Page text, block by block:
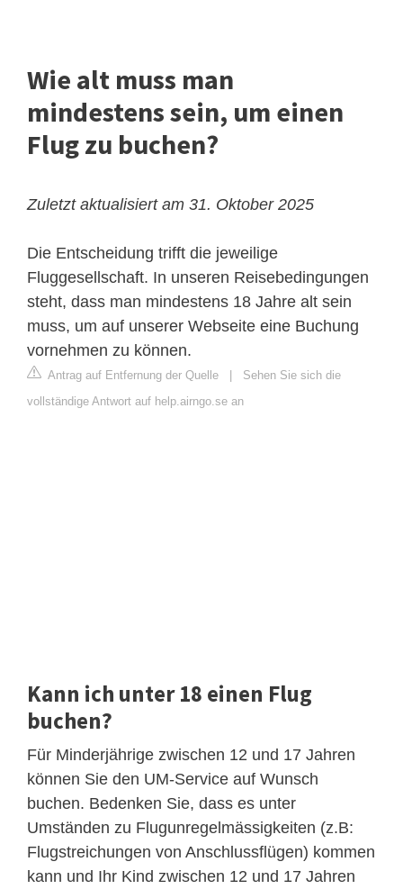
Wie alt muss man
mindestens sein, um einen
Flug zu buchen?
Zuletzt aktualisiert am 31. Oktober 2025
Die Entscheidung trifft die jeweilige
Fluggesellschaft. In unseren Reisebedingungen
steht, dass man mindestens 18 Jahre alt sein
muss, um auf unserer Webseite eine Buchung
vornehmen zu können.
Antrag auf Entfernung der Quelle
Sehen Sie sich die
vollständige Antwort auf help.airngo.se an
Kann ich unter 18 einen Flug
buchen?
Für Minderjährige zwischen 12 und 17 Jahren
können Sie den UM-Service auf Wunsch
buchen. Bedenken Sie, dass es unter
Umständen zu Flugunregelmässigkeiten (z.B:
Flugstreichungen von Anschlussflügen) kommen
kann und Ihr Kind zwischen 12 und 17 Jahren